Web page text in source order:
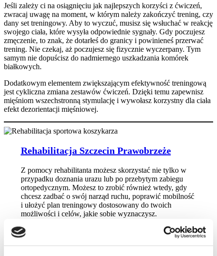
Jeśli zależy ci na osiągnięciu jak najlepszych korzyści z ćwiczeń,
zwracaj uwagę na moment, w którym należy zakończyć trening, czy
dany set treningowy. Aby to wyczuć, musisz się wsłuchać w reakcję
swojego ciała, które wysyła odpowiednie sygnały. Gdy poczujesz
zmęczenie, to znak, że dotarłeś do granicy i powinieneś przerwać
trening. Nie czekaj, aż poczujesz się fizycznie wyczerpany. Tym
samym nie dopuścisz do nadmiernego uszkadzania komórek
białkowych.
Dodatkowym elementem zwiększającym efektywność treningową
jest cykliczna zmiana zestawów ćwiczeń. Dzięki temu zapewnisz
mięśniom wszechstronną stymulację i wywołasz korzystny dla ciała
efekt dezorientacji mięśniowej.
Rehabilitacja Szczecin Prawobrzeże
Z pomocy rehabilitanta możesz skorzystać nie tylko w
przypadku doznania urazu lub po przebytym zabiegu
ortopedycznym. Możesz to zrobić również wtedy, gdy
chcesz zadbać o swój narząd ruchu, poprawić mobilność
i ułożyć plan treningowy dostosowany do twoich
możliwości i celów, jakie sobie wyznaczysz.
Umów się konsultację,
specjalista ten może ci pomóc w bezpiecznym
uprawianiu wybranych dyscyplin sportowych.